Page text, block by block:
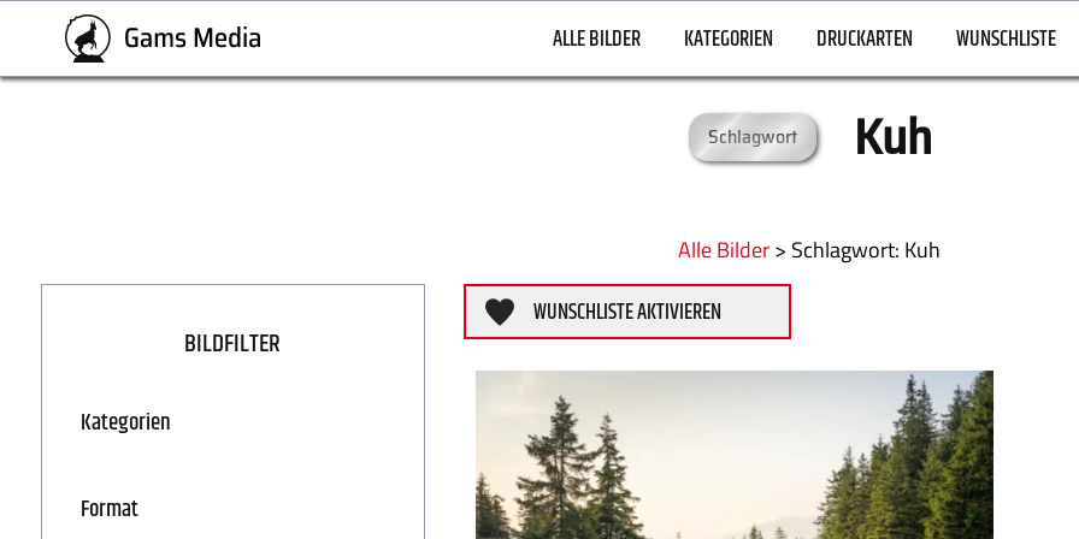
ALLE BILDER KATEGORIEN DRUCKARTEN WUNSCHLISTE
Schlagwort Kuh
Alle Bilder> : Kuh
WUNSCHLISTE AKTIVIEREN
BILDFILTER
Kategorien
Format